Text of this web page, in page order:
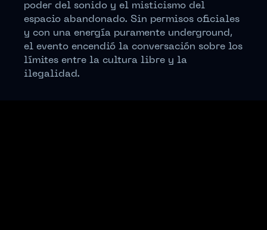
poder del sonido y el misticismo del
espacio abandonado. Sin permisos oficiales
y con una energía puramente underground,
el evento encendió la conversación sobre los
límites entre la cultura libre y la
ilegalidad.